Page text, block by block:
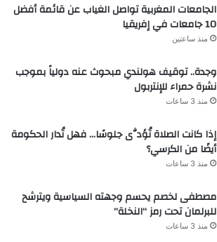
الجامعات المغربية تواصل الغياب عن قائمة أفضل
10 جامعات في إفريقيا
منذ ساعتين
وجدة.. توقيف هولندي مبحوث عنه دولياً بموجب
نشرة حمراء للإنتربول
منذ 3 ساعات
إذا كانت الصلاة تُؤدَّى جلوسًا… فهل تُدار الحكومة
أيضًا من الكرسي؟
منذ 3 ساعات
مصطفى لخصم يحسم وجهته السياسية ويترشح
للبرلمان تحت رمز “النخلة”
منذ 3 ساعات